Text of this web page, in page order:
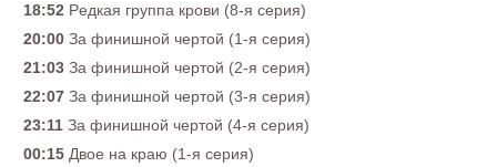
18:52 Pедкая грyппа крови (8-я серия)
20:00 За финишной чертой (1-я серия)
21:03 За финишной чертой (2-я серия)
22:07 За финишной чертой (3-я серия)
23:11 За финишной чертой (4-я серия)
00:15 Двое на краю (1-я серия)